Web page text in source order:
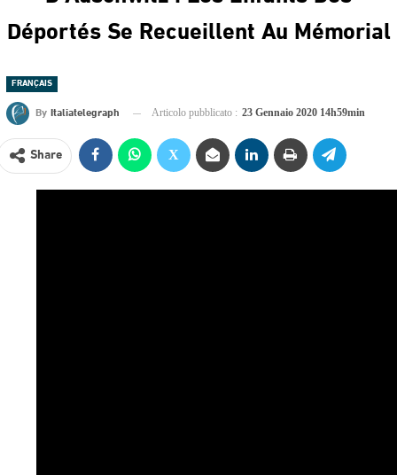
Déportés Se Recueillent Au Mémorial
FRANÇAIS
By Italiatelegraph Articolo pubblicato : 23 Gennaio 2020 14h59min
Share